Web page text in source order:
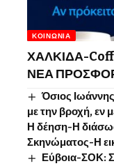
ΚΟΙΝΩΝΊΑ
ΧΑΛΚΙΔΑ-
ΝΕΑ
Όσιος
με την βροχή, εν
Η δέηση-Η
Σκηνώματος-Η
Εύβοια-ΣΟΚ: